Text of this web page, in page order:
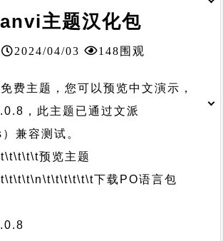
主题汉化包
2024/04/03 148围观
费主题，您可以预览中文演示，
，此主题已通过文派
兼容测试。
预览主题
\n\t\t\t\t\t\t下载PO语言包